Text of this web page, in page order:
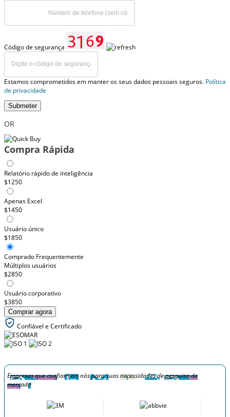
Código de segurança
Estamos comprometidos em manter os seus dados pessoais seguros. Política
de privacidade
Submeter
OR
Compra Rápida
Relatório rápido de inteligência
$1250
Apenas Excel
$1450
Usuário único
$1850
Comprado Frequentemente
Múltiplos usuários
$2850
Usuário corporativo
$3850
Comprar agora
Confiável e Certificado
Empresas que confiam em nós para suas necessidades de pesquisa de
mercado